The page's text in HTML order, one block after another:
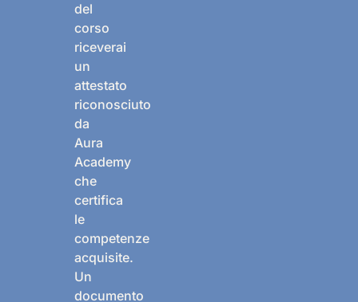
del
corso
riceverai
un
attestato
riconosciuto
da
Aura
Academy
che
certifica
le
competenze
acquisite.
Un
documento